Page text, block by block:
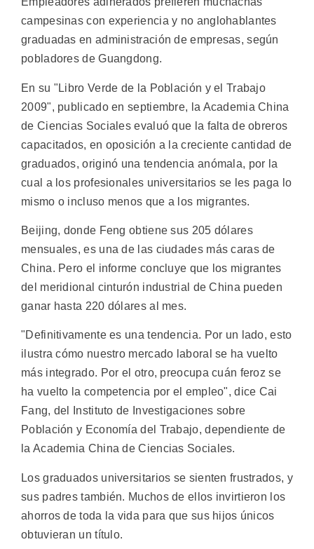
campesinas con experiencia y no anglohablantes
graduadas en administración de empresas, según
pobladores de Guangdong.
En su "Libro Verde de la Población y el Trabajo
2009", publicado en septiembre, la Academia China
de Ciencias Sociales evaluó que la falta de obreros
capacitados, en oposición a la creciente cantidad de
graduados, originó una tendencia anómala, por la
cual a los profesionales universitarios se les paga lo
mismo o incluso menos que a los migrantes.
Beijing, donde Feng obtiene sus 205 dólares
mensuales, es una de las ciudades más caras de
China. Pero el informe concluye que los migrantes
del meridional cinturón industrial de China pueden
ganar hasta 220 dólares al mes.
"Definitivamente es una tendencia. Por un lado, esto
ilustra cómo nuestro mercado laboral se ha vuelto
más integrado. Por el otro, preocupa cuán feroz se
ha vuelto la competencia por el empleo", dice Cai
Fang, del Instituto de Investigaciones sobre
Población y Economía del Trabajo, dependiente de
la Academia China de Ciencias Sociales.
Los graduados universitarios se sienten frustrados, y
sus padres también. Muchos de ellos invirtieron los
ahorros de toda la vida para que sus hijos únicos
obtuvieran un título.